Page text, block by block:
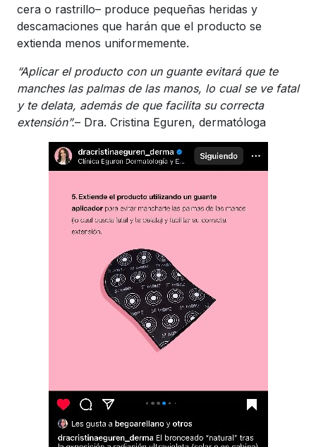
cera o rastrillo– produce pequeñas heridas y
descamaciones que harán que el producto se
extienda menos uniformemente.
“Aplicar el producto con un guante evitará que te
manches las palmas de las manos, lo cual se ve fatal
y te delata, además de que facilita su correcta
extensión”.– Dra. Cristina Eguren, dermatóloga